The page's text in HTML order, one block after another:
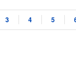
3 4 5